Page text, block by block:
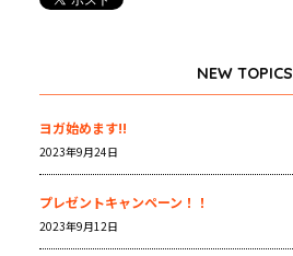
NEW TOPICS
ヨガ始めます!!
2023年9月24日
プレゼントキャンペーン！！
2023年9月12日